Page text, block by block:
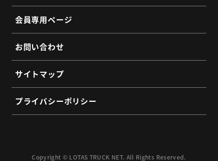
整備・メンテナンス依頼フォーム
全国トラックネット企業紹介
よくあるご質問
認定制度に関するお問い合わせ
入会の3つのメリット
会員インタビュー
よくあるご質問
入会希望フォーム
会員専用ページ
お問い合わせ
サイトマップ
プライバシーポリシー
Copyright © LOTAS TRUCK NET. All Rights Reserved.